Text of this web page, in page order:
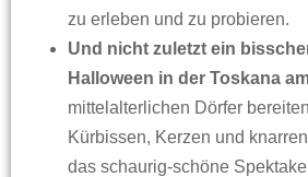
zu erleben und zu probieren.
Und nicht zuletzt ein
Halloween in der Toskana
mittelalterlichen Dörfer
Kürbissen, Kerzen und
das schaurig-schöne